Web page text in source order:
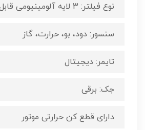
نوع فیلتر: 3 لایه آلومینیومی قابل شستشو
سنسور: دود، بو، حرارت، گاز
تایمر: دیجیتال
جک: برقی
دارای قطع کن حرارتی موتور